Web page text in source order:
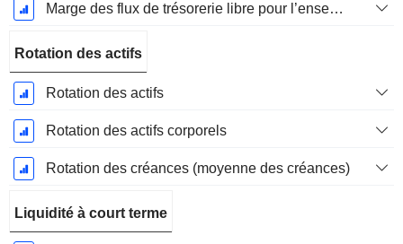
Marge des flux de trésorerie libre pour l’ensemble des pourvoyeurs de fonds
Rotation des actifs
Rotation des actifs
Rotation des actifs corporels
Rotation des créances (moyenne des créances)
Liquidité à court terme